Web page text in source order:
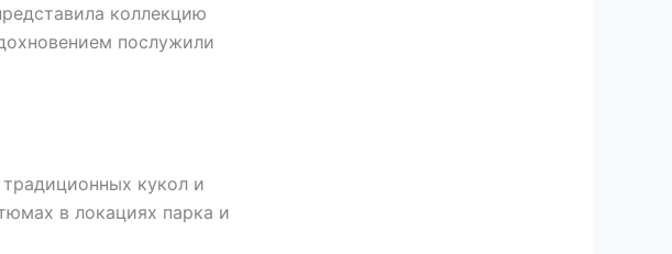
коллекцию
послужили
кукол и
в локациях парка и